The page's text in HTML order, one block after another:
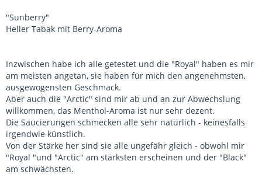
"Sunberry"
Heller Tabak mit Berry-Aroma
Inzwischen habe ich alle getestet und die "Royal" haben es mir
am meisten angetan, sie haben für mich den angenehmsten,
ausgewogensten Geschmack.
Aber auch die "Arctic" sind mir ab und an zur Abwechslung
willkommen, das Menthol-Aroma ist nur sehr dezent.
Die Saucierungen schmecken alle sehr natürlich - keinesfalls
irgendwie künstlich.
Von der Stärke her sind sie alle ungefähr gleich - obwohl mir
"Royal "und "Arctic" am stärksten erscheinen und der "Black"
am schwächsten.